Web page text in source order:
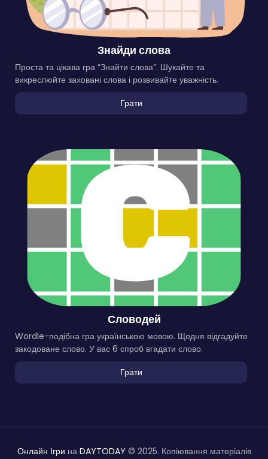
Знайди слова
Проста та цікава гра “Знайти слова”. Шукайте та
викреслюйте заховані слова і розвивайте уважність.
Грати
Словодей
Wordle-подібна гра українською мовою. Щодня відгадуйте
закодоване слово. У вас 6 спроб вгадати слово.
Грати
Онлайн Ігри на DAYTODAY © 2025. Копіювання матеріалів